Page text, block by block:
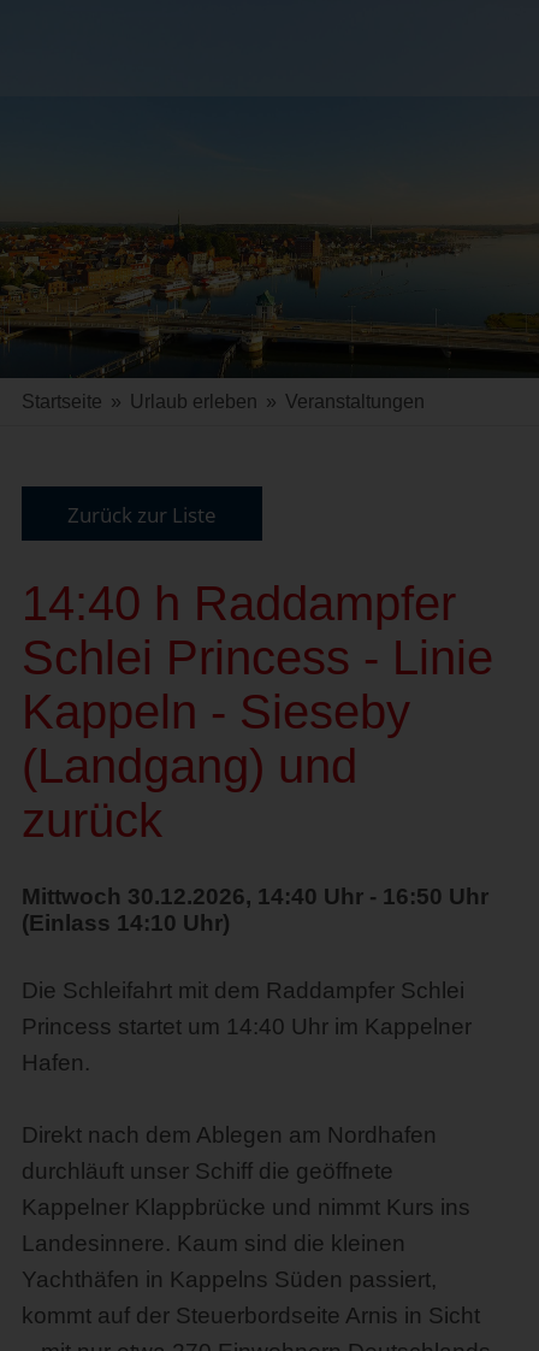
Startseite » Urlaub erleben » Veranstaltungen
Zurück zur Liste
14:40 h Raddampfer
Schlei Princess - Linie
Kappeln - Sieseby
(Landgang) und
zurück
Mittwoch 30.12.2026, 14:40 Uhr - 16:50 Uhr
(Einlass 14:10 Uhr)
Die Schleifahrt mit dem Raddampfer Schlei
Princess startet um 14:40 Uhr im Kappelner
Hafen.
Direkt nach dem Ablegen am Nordhafen
durchläuft unser Schiff die geöffnete
Kappelner Klappbrücke und nimmt Kurs ins
Landesinnere. Kaum sind die kleinen
Yachthäfen in Kappelns Süden passiert,
kommt auf der Steuerbordseite Arnis in Sicht